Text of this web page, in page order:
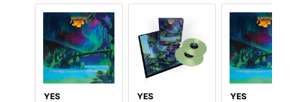
YES
YES
YES